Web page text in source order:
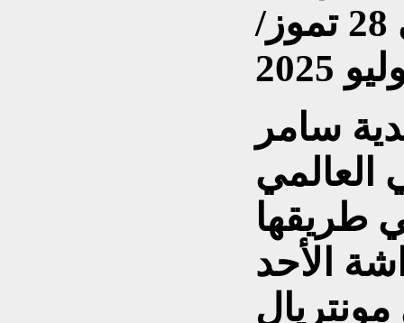
السباحة، سنغافورة، في 28 تموز/
2025
سامر
العالمي
طريقها
متر فراشة الأحد